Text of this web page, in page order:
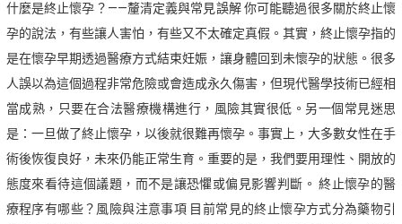
什麼是終止懷孕？——釐清定義與常見誤解 你可能聽過很多關於終止懷
孕的說法，有些讓人害怕，有些又不太確定真假。其實，終止懷孕指的
是在懷孕早期透過醫療方式結束妊娠，讓身體回到未懷孕的狀態。很多
人誤以為這個過程非常危險或會造成永久傷害，但現代醫學技術已經相
當成熟，只要在合法醫療機構進行，風險其實很低。另一個常見迷思
是：一旦做了終止懷孕，以後就很難再懷孕。事實上，大多數女性在手
術後恢復良好，未來仍能正常生育。重要的是，我們要用理性、開放的
態度來看待這個議題，而不是讓恐懼或偏見影響判斷。 終止懷孕的醫
療程序有哪些？風險與注意事項 目前常見的終止懷孕方式分為藥物引